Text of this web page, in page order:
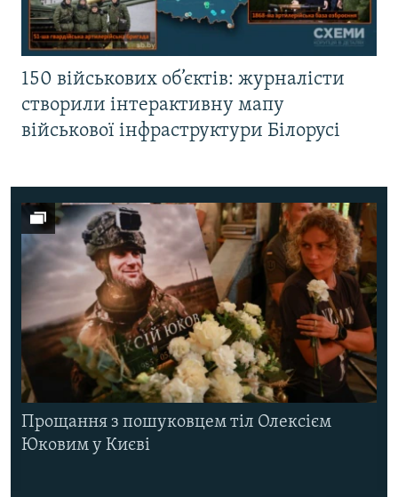
150 військових об’єктів: журналісти
створили інтерактивну мапу
військової інфраструктури Білорусі
Прощання з пошуковцем тіл Олексієм
Юковим у Києві